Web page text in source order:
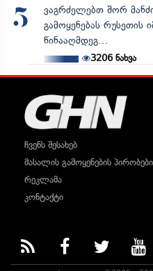
5
ვაგრძელებთ შორ
გამოყენებას რუსეთის
წინააღმდეგ...
3206ნახვა
ჩვენს შესახებ
მასალის გამოყენების პირობები
რეკლამა
კონტაქტი